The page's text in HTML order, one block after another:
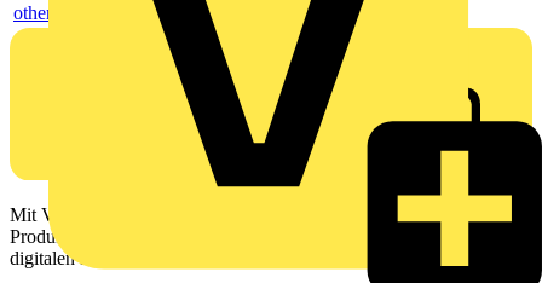
others
Mit Voltimum erhalten Elektrofachkräfte Zugang zu Branchennews,
Produktinformationen, Schulungen und Tools – alles auf einer
digitalen Plattform und Community.